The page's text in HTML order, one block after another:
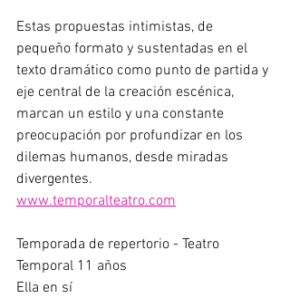
Estas propuestas intimistas, de
pequeño formato y sustentadas en el
texto dramático como punto de partida y
eje central de la creación escénica,
marcan un estilo y una constante
preocupación por profundizar en los
dilemas humanos, desde miradas
divergentes.
www.temporalteatro.com
Temporada de repertorio - Teatro
Temporal 11 años
Ella en sí